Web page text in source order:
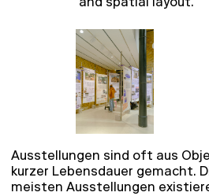
and spatial layout.
Ausstellungen sind oft aus
kurzer Lebensdauer gemacht.
meisten Ausstellungen